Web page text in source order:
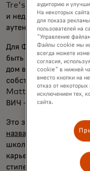
Tre's Place. Миссия
и недостаточно
аутентичные,
Для Флойда это стало
быть тёмным местом».
дом в сообществе.
собственные пьесы —
Matter и другую о
ВИЧ — через свою
Это значит создать
названием Elevating
школы, чтобы
карьерных путях в
стипендии
аудиторию и
На некоторых
для показа
пользователей на
"Управление
Файлы cookie мы
всегда можете
согласия,
cookie" в нижней
вместо кнопки на
отказ от
исключением тех,
сайта.